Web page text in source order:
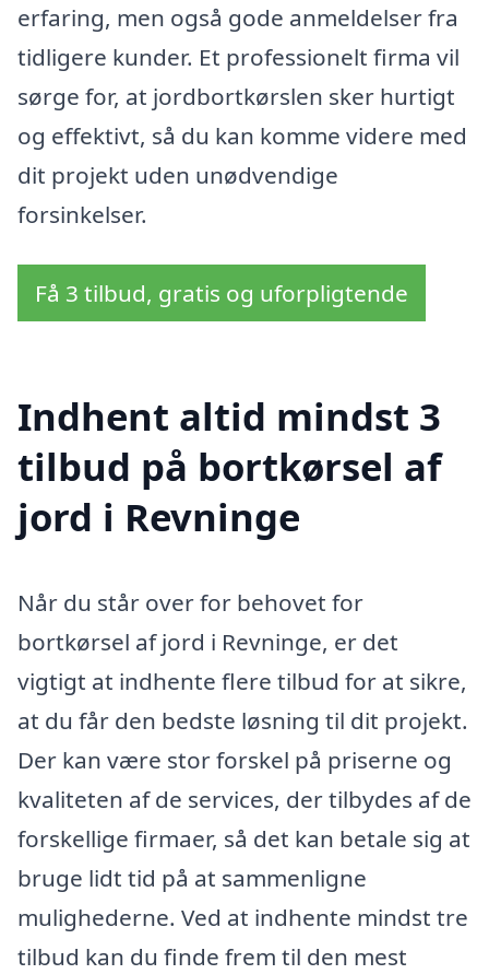
erfaring, men også gode anmeldelser fra
tidligere kunder. Et professionelt firma vil
sørge for, at jordbortkørslen sker hurtigt
og effektivt, så du kan komme videre med
dit projekt uden unødvendige
forsinkelser.
Få 3 tilbud, gratis og uforpligtende
Indhent altid mindst 3
tilbud på bortkørsel af
jord i Revninge
Når du står over for behovet for
bortkørsel af jord i Revninge, er det
vigtigt at indhente flere tilbud for at sikre,
at du får den bedste løsning til dit projekt.
Der kan være stor forskel på priserne og
kvaliteten af de services, der tilbydes af de
forskellige firmaer, så det kan betale sig at
bruge lidt tid på at sammenligne
mulighederne. Ved at indhente mindst tre
tilbud kan du finde frem til den mest